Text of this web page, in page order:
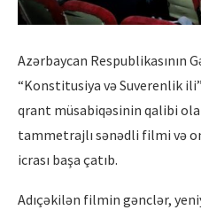
Azərbaycan Respublikasının
“Konstitusiya və Suverenlik
qrant müsabiqəsinin qalibi
tammetrajlı sənədli filmi və
icrası başa çatıb.
Adıçəkilən filmin gənclər,